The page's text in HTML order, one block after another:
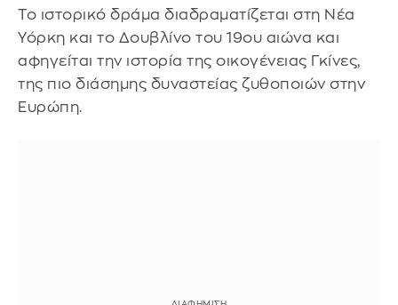
Το ιστορικό δράμα διαδραματίζεται στη Νέα
Υόρκη και το Δουβλίνο του 19ου αιώνα και
αφηγείται την ιστορία της οικογένειας Γκίνες,
της πιο διάσημης δυναστείας ζυθοποιών στην
Ευρώπη.